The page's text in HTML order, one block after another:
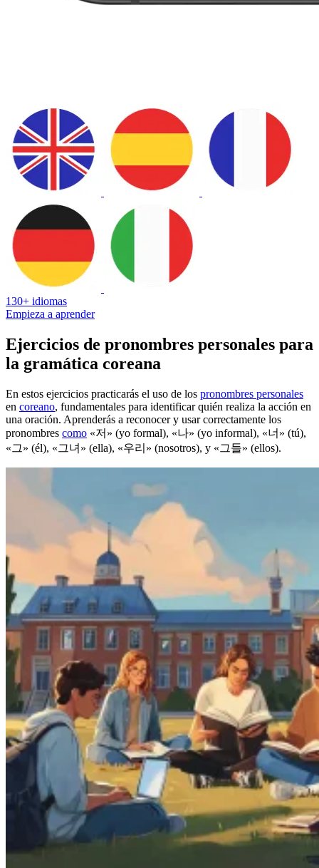
130+ idiomas
Empieza a aprender
Ejercicios de pronombres personales para
la gramática coreana
En estos ejercicios practicarás el uso de los pronombres personales
en coreano, fundamentales para identificar quién realiza la acción en
una oración. Aprenderás a reconocer y usar correctamente los
pronombres como «저» (yo formal), «나» (yo informal), «너» (tú),
«그» (él), «그녀» (ella), «우리» (nosotros), y «그들» (ellos).